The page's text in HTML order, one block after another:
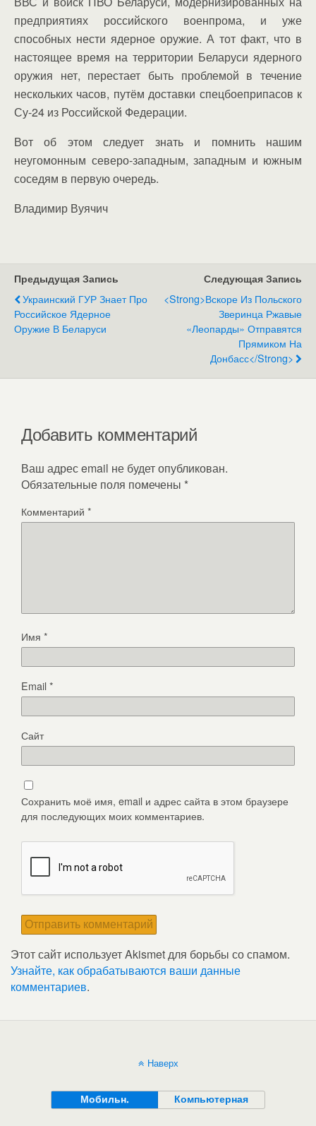
предприятиях российского военпрома, и уже
способных нести ядерное оружие. А тот факт, что в
настоящее время на территории Беларуси ядерного
оружия нет, перестает быть проблемой в течение
нескольких часов, путём доставки спецбоеприпасов к
Су-24 из Российской Федерации.
Вот об этом следует знать и помнить нашим
неугомонным северо-западным, западным и южным
соседям в первую очередь.
Владимир Вуячич
Предыдущая Запись
Украинский ГУР Знает Про
Российское Ядерное
Оружие В Беларуси
Следующая Запись
<strong>Вскоре Из Польского
Зверинца Ржавые
«Леопарды» Отправятся
Прямиком На
Донбасс</strong>
Добавить комментарий
Ваш адрес email не будет опубликован.
Обязательные поля помечены *
Комментарий *
Имя *
Email*
Сайт
Сохранить моё имя, email и адрес сайта в этом браузере
для последующих моих комментариев.
Этот сайт использует Akismet для борьбы со спамом.
Узнайте, как обрабатываются ваши данные
комментариев.
Наверх
Мобильн. Компьютерная